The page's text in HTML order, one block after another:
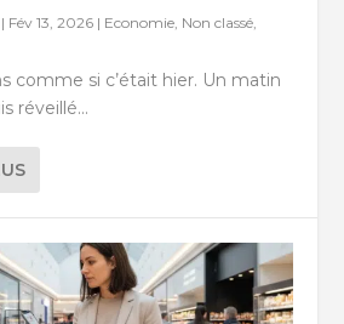
| Fév 13, 2026 | Economie, Non classé,
comme si c’était hier. Un matin
réveillé...